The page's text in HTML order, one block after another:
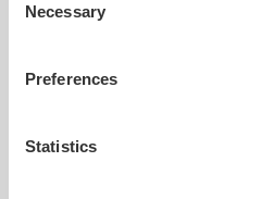
Selection
Necessary
Preferences
Statistics
Multiwear er laget av 140g resirkulert
fra resirkulerte PET-flasker. Med
utendørseventyrene dine.
PRODUKTDETALJER